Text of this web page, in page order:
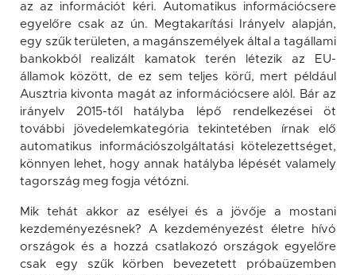
az az információt kéri. Automatikus információcsere
egyelőre csak az ún. Megtakarítási Irányelv alapján,
egy szűk területen, a magánszemélyek által a tagállami
bankokból realizált kamatok terén létezik az EU-
államok között, de ez sem teljes körű, mert például
Ausztria kivonta magát az információcsere alól. Bár az
irányelv 2015-től hatályba lépő rendelkezései öt
további jövedelemkategória tekintetében írnak elő
automatikus információszolgáltatási kötelezettséget,
könnyen lehet, hogy annak hatályba lépését valamely
tagország meg fogja vétózni.
Mik tehát akkor az esélyei és a jövője a mostani
kezdeményezésnek? A kezdeményezést életre hívó
országok és a hozzá csatlakozó országok egyelőre
csak egy szűk körben bevezetett próbaüzemben